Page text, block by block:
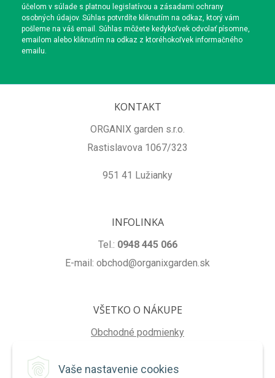
Vaše nastavenie cookies
účelom v súlade s platnou legislatívou a zásadami ochrany
osobných údajov. Súhlas potvrdíte kliknutím na odkaz, ktorý vám
pošleme na váš email. Súhlas môžete kedykoľvek odvolať písomne,
emailom alebo kliknutím na odkaz z ktoréhokoľvek informačného
emailu.
KONTAKT
ORGANIX garden s.r.o.
Rastislavova 1067/323
951 41 Lužianky
INFOLINKA
Tel.: 0948 445 066
E-mail: obchod@organixgarden.sk
VŠETKO O NÁKUPE
Obchodné podmienky
Reklamačné podmienky